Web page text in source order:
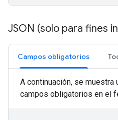
JSON (solo para fines
Campos obligatorios
A continuación, se muestra
campos obligatorios en el